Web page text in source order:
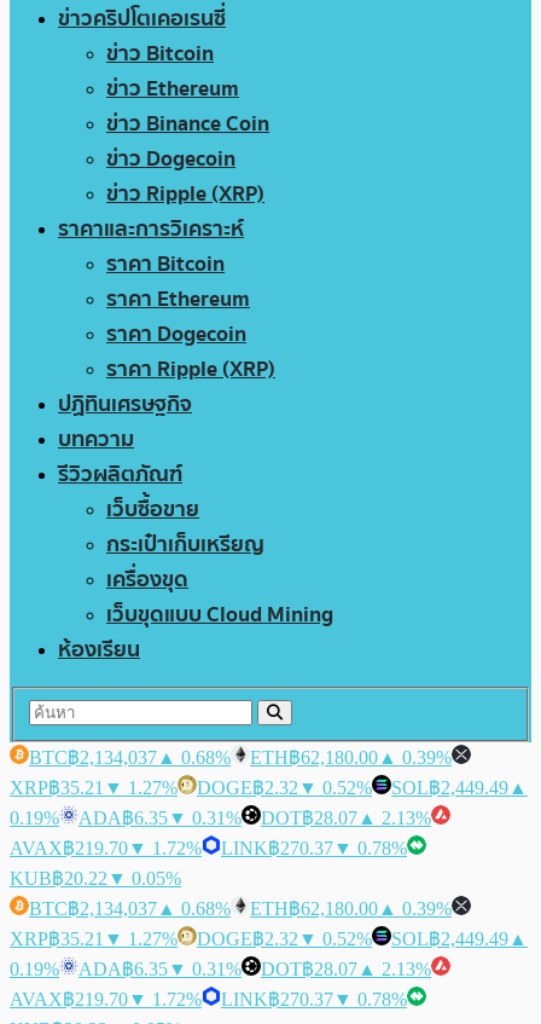
ข่าวคริปโตเคอเรนซี่
ข่าว Bitcoin
ข่าว Ethereum
ข่าว Binance Coin
ข่าว Dogecoin
ข่าว Ripple (XRP)
ราคาและการวิเคราะห์
ราคา Bitcoin
ราคา Ethereum
ราคา Dogecoin
ราคา Ripple (XRP)
ปฏิทินเศรษฐกิจ
บทความ
รีวิวผลิตภัณฑ์
เว็บซื้อขาย
กระเป๋าเก็บเหรียญ
เครื่องขุด
เว็บขุดแบบ Cloud Mining
ห้องเรียน
BTC฿2,134,037 ▲ 0.68% ETH฿62,180.00 ▲ 0.39%
XRP฿35.21 ▼ 1.27% DOGE฿2.32 ▼ 0.52% SOL฿2,449.49 ▲
0.19%
ADA฿6.35▼ 0.31% DOT฿28.07 ▲ 2.13%
AVAX฿219.70▼ 1.72% LINK฿270.37▼ 0.78%
KUB฿20.22 ▼ 0.05%
BTC฿2,134,037 ▲ 0.68% ETH฿62,180.00 ▲ 0.39%
XRP฿35.21 ▼ 1.27% DOGE฿2.32 ▼ 0.52% SOL฿2,449.49 ▲
0.19%
ADA฿6.35▼ 0.31% DOT฿28.07 ▲ 2.13%
AVAX฿219.70▼ 1.72% LINK฿270.37▼ 0.78%